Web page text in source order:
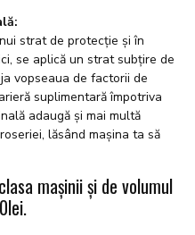
strat de protecție și în
se aplică un strat subțire de
vopseaua de factorii de
suplimentară împotriva
adaugă și mai multă
lăsând mașina ta să
mașinii și de volumul